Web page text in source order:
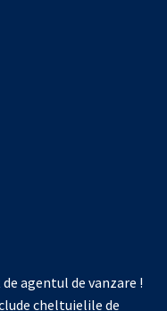
agentul de vanzare !
cheltuielile de